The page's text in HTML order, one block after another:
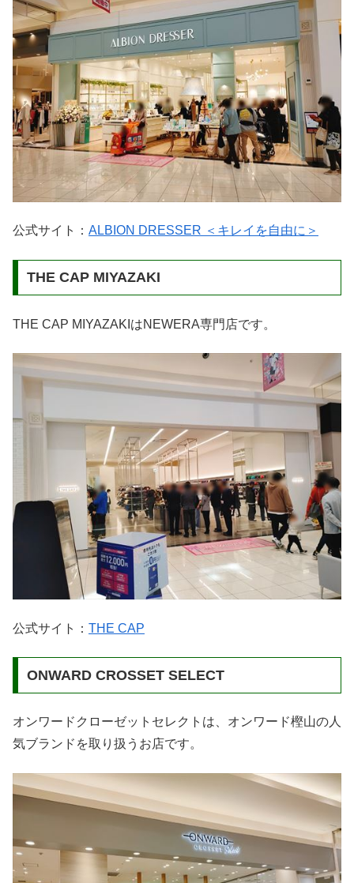
公式サイト： ALBION DRESSER ＜キレイを自由に＞
THE CAP MIYAZAKI
THE CAP MIYAZAKIはNEWERA専門店です。
公式サイト： THE CAP
ONWARD CROSSET SELECT
オンワードクローゼットセレクトは、オンワード樫山の人
気ブランドを取り扱うお店です。